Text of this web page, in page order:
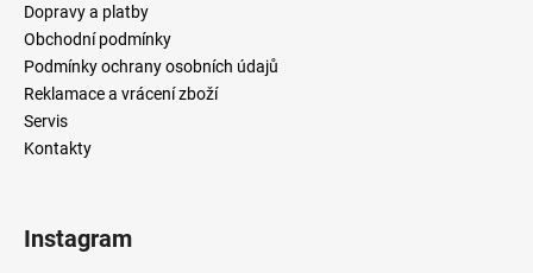
Dopravy a platby
Obchodní podmínky
Podmínky ochrany osobních údajů
Reklamace a vrácení zboží
Servis
Kontakty
Instagram